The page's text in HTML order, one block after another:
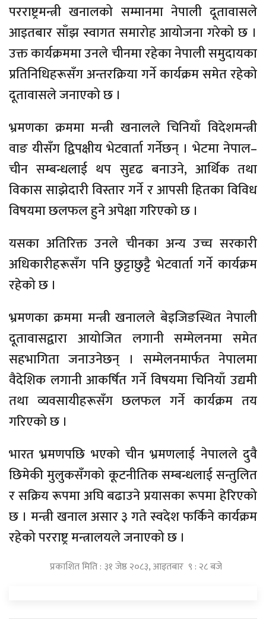
परराष्ट्रमन्त्री खनालको सम्मानमा नेपाली दूतावासले
आइतबार साँझ स्वागत समारोह आयोजना गरेको छ ।
उक्त कार्यक्रममा उनले चीनमा रहेका नेपाली समुदायका
प्रतिनिधिहरूसँग अन्तरक्रिया गर्ने कार्यक्रम समेत रहेको
दूतावासले जनाएको छ ।
भ्रमणका क्रममा मन्त्री खनालले चिनियाँ विदेशमन्त्री
वाङ यीसँग द्विपक्षीय भेटवार्ता गर्नेछन् । भेटमा नेपाल–
चीन सम्बन्धलाई थप सुदृढ बनाउने, आर्थिक तथा
विकास साझेदारी विस्तार गर्ने र आपसी हितका विविध
विषयमा छलफल हुने अपेक्षा गरिएको छ ।
यसका अतिरिक्त उनले चीनका अन्य उच्च सरकारी
अधिकारीहरूसँग पनि छुट्टाछुट्टै भेटवार्ता गर्ने कार्यक्रम
रहेको छ ।
भ्रमणका क्रममा मन्त्री खनालले बेइजिङस्थित नेपाली
दूतावासद्वारा आयोजित लगानी सम्मेलनमा समेत
सहभागिता जनाउनेछन् । सम्मेलनमार्फत नेपालमा
वैदेशिक लगानी आकर्षित गर्ने विषयमा चिनियाँ उद्यमी
तथा व्यवसायीहरूसँग छलफल गर्ने कार्यक्रम तय
गरिएको छ ।
भारत भ्रमणपछि भएको चीन भ्रमणलाई नेपालले दुवै
छिमेकी मुलुकसँगको कूटनीतिक सम्बन्धलाई सन्तुलित
र सक्रिय रूपमा अघि बढाउने प्रयासका रूपमा हेरिएको
छ । मन्त्री खनाल असार ३ गते स्वदेश फर्किने कार्यक्रम
रहेको परराष्ट्र मन्त्रालयले जनाएको छ ।
प्रकाशित मिति : ३१ जेष्ठ २०८३, आइतबार ९ : २८ बजे